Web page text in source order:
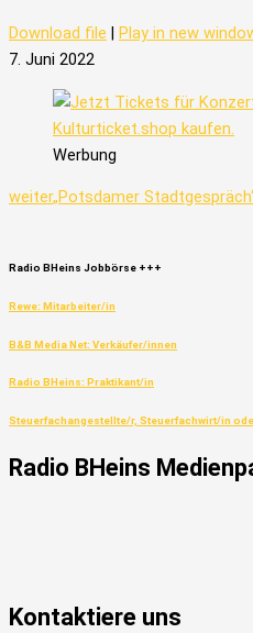
Download file | Play in new
7. Juni 2022
Werbung
weiter„Potsdamer
Radio BHeins Jobbörse +++
Rewe: Mitarbeiter/in
B&B Media Net: Verkäufer/innen
Radio BHeins: Praktikant/in
Steuerfachangestellte/r, Steuerfachwirt/in
Radio BHeins
Kontaktiere uns